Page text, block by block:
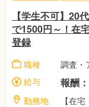
【学生不可】20
で1500円～！在
登録
職種
調査・
給与
勤務地